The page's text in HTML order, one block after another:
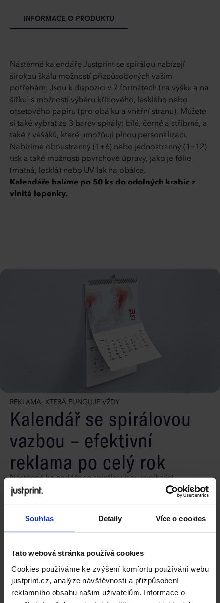
Souhlas Detaily Více o cookies
Tato webová stránka používá cookies
Cookies používáme ke zvýšení komfortu používání webu
justprint.cz, analýze návštěvnosti a přizpůsobení
reklamního obsahu našim uživatelům. Informace o
INFORMACE O PRODUKTU
Nástěnné kalendáře Justprint se spirálou nabízejí
širokou škálu možností přizpůsobených vašim
potřebám. Jsou k dispozici v 7 formátech (na výšku a na
šířku) s možností výběru křídového, lesklého nebo
ofsetového papíru (pro obálku a vnitřní stranu). Můžete
si také vybrat ze 3 barev spirály: bílé, černé a stříbrné, a
také z věšáků, které umožňují plnou personalizaci.
Nabízíme oboustranný (1+6) nebo jednostranný (1+12)
tisk a také možnosti povrchové úpravy, jako je fólie
(matná, lesklá) nebo UV lak na obálce.
Kalendáře balíme po 50 ks do odolných krabic z
vlnité lepenky.
REKLAMA, KTERÁ FUNGUJE VŽDY
Kalendář se spirálovou
vazbou – efektivní
reklama po celý rok
Nástěnné kalendáře se spirálou jsou vynikající
marketingovou investicí, která funguje po celý rok.
jedinečným způsobem, jak zvýšit povědomí o značce.
reklamním materiálem. Produkt jistě ohromí klienty i
povrchové úpravy umožňuje kompletní přizpůsobení
Vašemu image.
Kompletní specifikace